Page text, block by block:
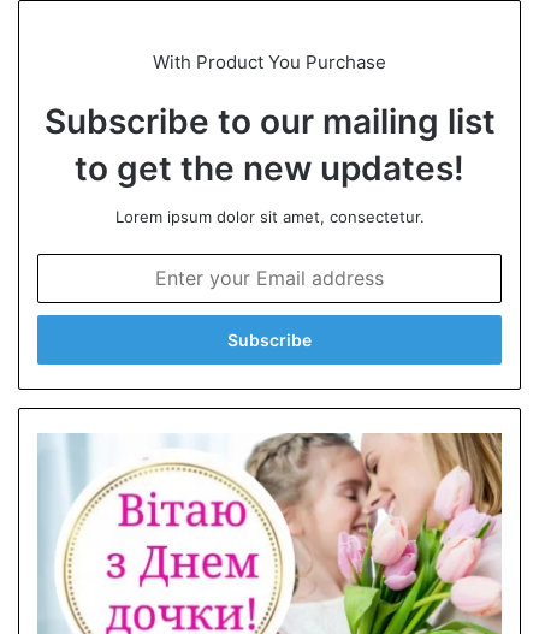
With Product You Purchase
Subscribe to our mailing list
to get the new updates!
Lorem ipsum dolor sit amet, consectetur.
t
r
y